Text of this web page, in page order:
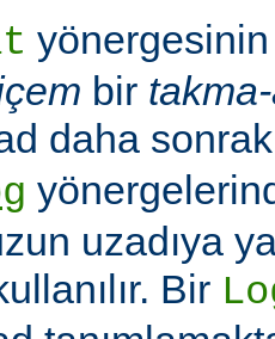
bir
daha
uzadıya
Bir